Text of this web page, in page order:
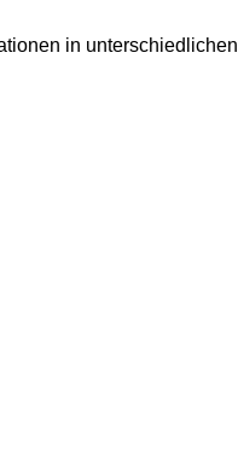
in unterschiedlichen